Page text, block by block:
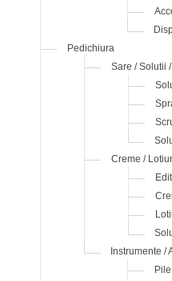
Pedichiura
Sare / Solutii
Creme /
Instrumente /